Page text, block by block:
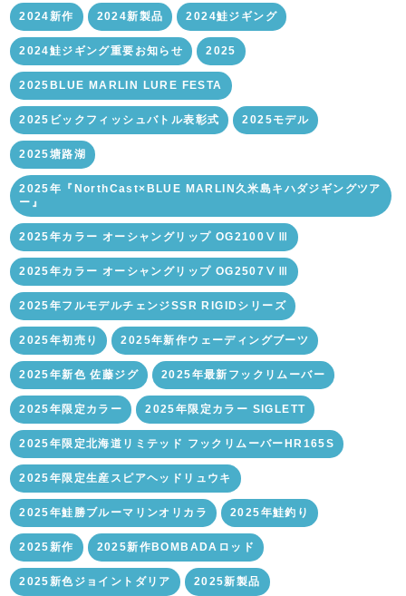
2024新作 2024新製品 2024鮭ジギング
2024鮭ジギング重要お知らせ 2025
2025BLUE MARLIN LURE FESTA
2025ビックフィッシュバトル表彰式 2025モデル
2025塘路湖
2025年『NorthCast×BLUE MARLIN久米島キハダジギングツア
ー』
2025年カラー オーシャングリップ OG2100ⅤⅢ
2025年カラー オーシャングリップ OG2507ⅤⅢ
2025年フルモデルチェンジSSR RIGIDシリーズ
2025年初売り 2025年新作ウェーディングブーツ
2025年新色 佐藤ジグ 2025年最新フックリムーバー
2025年限定カラー 2025年限定カラー SIGLETT
2025年限定北海道リミテッド フックリムーバーHR165S
2025年限定生産スピアヘッドリュウキ
2025年鮭勝ブルーマリンオリカラ 2025年鮭釣り
2025新作 2025新作BOMBADAロッド
2025新色ジョイントダリア 2025新製品